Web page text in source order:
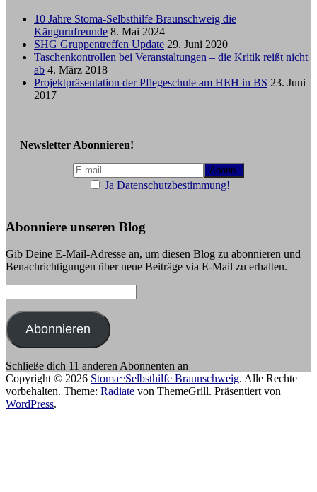
10 Jahre Stoma-Selbsthilfe Braunschweig die
Kängurufreunde 8. Mai 2024
SHG Gruppentreffen Update 29. Juni 2020
Taschenkontrollen bei Veranstaltungen – die Kritik reißt nicht
ab 4. März 2018
Projektpräsentation der Pflegeschule am HEH in BS 23. Juni
2017
Newsletter Abonnieren!
Ja Datenschutzbestimmung!
Abonniere unseren Blog
Gib Deine E-Mail-Adresse an, um diesen Blog zu abonnieren und
Benachrichtigungen über neue Beiträge via E-Mail zu erhalten.
Mail-
Adresse:
Abonnieren
Schließe dich 11 anderen Abonnenten an
Copyright © 2026 Stoma~Selbsthilfe Braunschweig. Alle Rechte
vorbehalten. Theme: Radiate von ThemeGrill. Präsentiert von
WordPress.